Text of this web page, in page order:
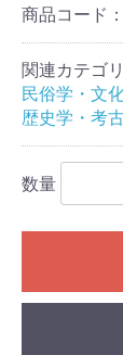
商品コード：
関連カテゴリ
民俗学・文
歴史学・考
数量